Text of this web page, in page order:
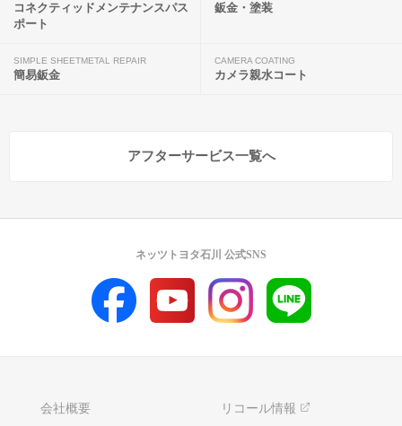
コネクティッドメンテナンスパス
ポート
鈑金・塗装
SIMPLE SHEETMETAL REPAIR
簡易鈑金
CAMERA COATING
カメラ親水コート
アフターサービス一覧へ
会社概要 リコール情報
ネッツトヨタ石川 公式SNS